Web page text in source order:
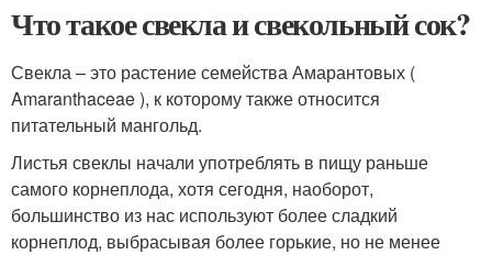
Что такое свекла и свекольный сок?
Свекла – это растение семейства Амарантовых (
Amaranthaceae ), к которому также относится
питательный мангольд.
Листья свеклы начали употреблять в пищу раньше
самого корнеплода, хотя сегодня, наоборот,
большинство из нас используют более сладкий
корнеплод, выбрасывая более горькие, но не менее